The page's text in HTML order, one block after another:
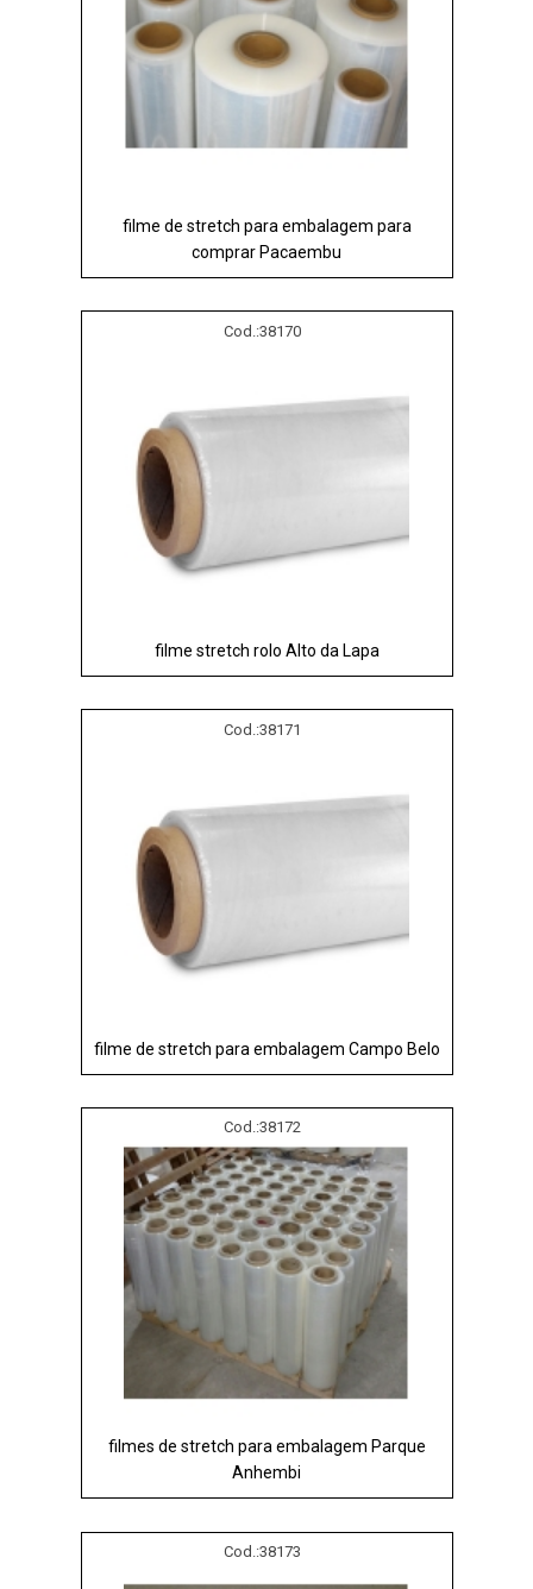
filme de stretch para embalagem para
comprar Pacaembu
Cod.:38170
filme stretch rolo Alto da Lapa
Cod.:38171
filme de stretch para embalagem Campo Belo
Cod.:38172
filmes de stretch para embalagem Parque
Anhembi
Cod.:38173